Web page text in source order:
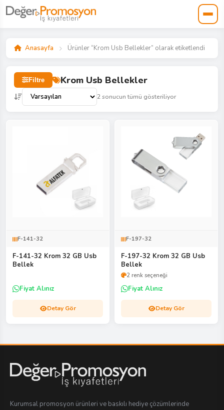
Anasayfa Ürünler “Krom Usb Bellekler” olarak etiketlendi
Filtre Krom Usb Bellekler
2 sonucun tümü gösteriliyor
F-141-32
F-141-32 Krom 32 GB Usb
Bellek
Fiyat Alınız
Detay Gör
F-197-32
F-197-32 Krom 32 GB Usb
Bellek
2 renk seçeneği
Fiyat Alınız
Detay Gör
Kurumsal promosyon ürünleri ve baskılı hediye çözümlerinde